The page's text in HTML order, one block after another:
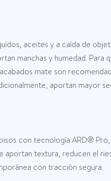
aceites y a caída de
manchas y humedad. Para
mate son
aportan mayor
con tecnología ARD®
aportan textura, reducen el
con tracción segura.